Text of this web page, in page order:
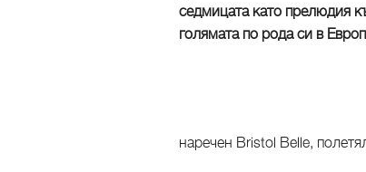
седмицата като прелюдия
голямата по рода си в
наречен Bristol Belle,